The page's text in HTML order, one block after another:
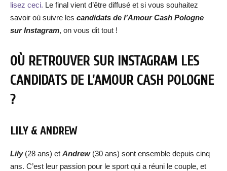
lisez ceci. Le final vient d’être diffusé et si vous souhaitez
savoir où suivre les candidats de l’Amour Cash Pologne
sur Instagram, on vous dit tout !
OÙ RETROUVER SUR INSTAGRAM LES
CANDIDATS DE L’AMOUR CASH POLOGNE
?
LILY & ANDREW
Lily (28 ans) et Andrew (30 ans) sont ensemble depuis cinq
ans. C’est leur passion pour le sport qui a réuni le couple, et